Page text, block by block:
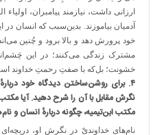
ارزانی داشت، نیازمند پیامبران،
آدمیان بیاموزند. بدین‌سبب که انسان
خود پرورش دهد و بالا برود و چُنین
مشترک زندگی می‌کنند؛ در این
خشونت؛ بل‌که با صفتِ رحمتِ خداوند
۴.برای روشن‌ساختن دیدگاه خود
نگرش مقابل با آن را شرح دهید. آیا
مکتب ابن‌تیمیه، چگونه دربارهٔ انسان و
نام‌های خداوندیْ در نگرش او،